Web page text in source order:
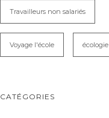
Travailleurs non salariés
Voyage l'école écologie
CATÉGORIES